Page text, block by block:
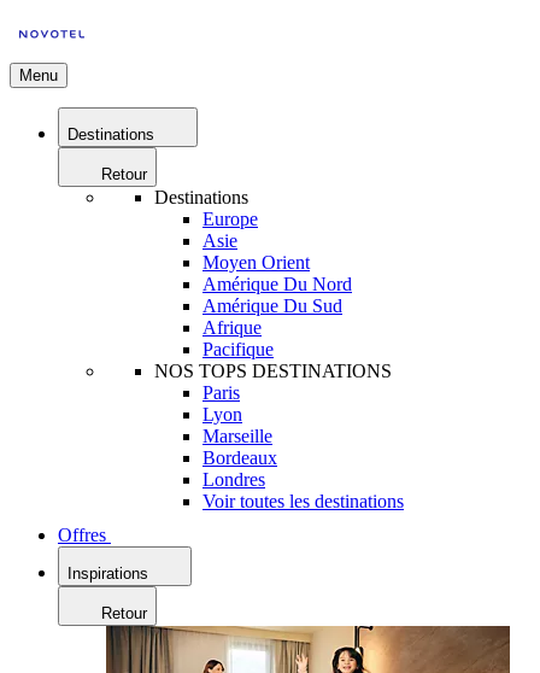
Menu
Destinations
Retour
Destinations
Europe
Asie
Moyen Orient
Amérique Du Nord
Amérique Du Sud
Afrique
Pacifique
NOS TOPS DESTINATIONS
Paris
Lyon
Marseille
Bordeaux
Londres
Voir toutes les destinations
Offres
Inspirations
Retour